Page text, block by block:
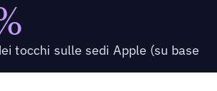
tocchi sulle sedi Apple (su base